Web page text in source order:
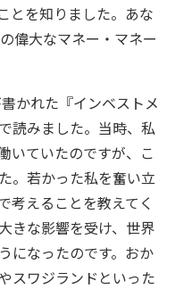
とを知りました。あな
偉大なマネー・マネー
かれた『インベストメ
読みました。当時、私
いていたのですが、こ
。若かった私を奮い立
考えることを教えてく
きな影響を受け、世界
になったのです。おか
スワジランドといった